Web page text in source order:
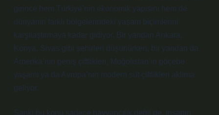
girince hem Türkiye’nin ekonomik yapısını hem de
dünyanın farklı bölgelerindeki yaşam biçimlerini
karşılaştırmaya kadar gidiyor. Bir yandan Ankara,
Konya, Sivas gibi şehirleri düşünürken, bir yandan da
Amerika’nın geniş çiftlikleri, Moğolistan’ın göçebe
yaşamı ya da Avrupa’nın modern süt çiftlikleri aklıma
geliyor.
Sanki bu konu sadece hayvancılık değil de, insanın